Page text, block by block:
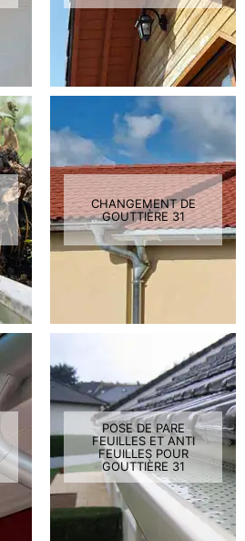
CHANGEMENT DE
GOUTTIÈRE 31
POSE DE PARE
FEUILLES ET ANTI
FEUILLES POUR
GOUTTIÈRE 31